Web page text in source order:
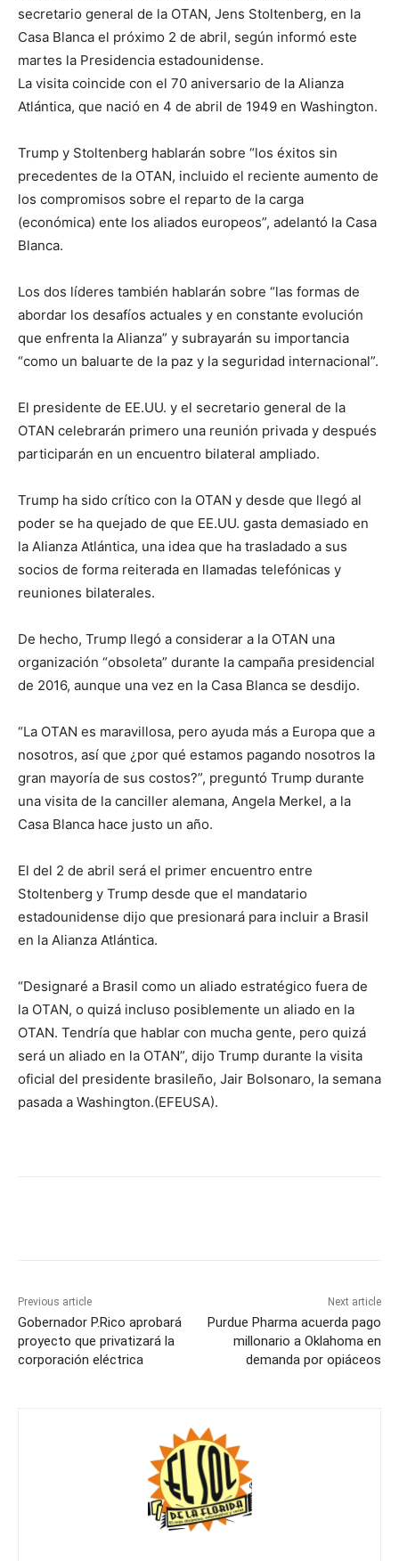
secretario general de la OTAN, Jens Stoltenberg, en la
Casa Blanca el próximo 2 de abril, según informó este
martes la Presidencia estadounidense.
La visita coincide con el 70 aniversario de la Alianza
Atlántica, que nació en 4 de abril de 1949 en Washington.
Trump y Stoltenberg hablarán sobre “los éxitos sin
precedentes de la OTAN, incluido el reciente aumento de
los compromisos sobre el reparto de la carga
(económica) ente los aliados europeos”, adelantó la Casa
Blanca.
Los dos líderes también hablarán sobre “las formas de
abordar los desafíos actuales y en constante evolución
que enfrenta la Alianza” y subrayarán su importancia
“como un baluarte de la paz y la seguridad internacional”.
El presidente de EE.UU. y el secretario general de la
OTAN celebrarán primero una reunión privada y después
participarán en un encuentro bilateral ampliado.
Trump ha sido crítico con la OTAN y desde que llegó al
poder se ha quejado de que EE.UU. gasta demasiado en
la Alianza Atlántica, una idea que ha trasladado a sus
socios de forma reiterada en llamadas telefónicas y
reuniones bilaterales.
De hecho, Trump llegó a considerar a la OTAN una
organización “obsoleta” durante la campaña presidencial
de 2016, aunque una vez en la Casa Blanca se desdijo.
“La OTAN es maravillosa, pero ayuda más a Europa que a
nosotros, así que ¿por qué estamos pagando nosotros la
gran mayoría de sus costos?”, preguntó Trump durante
una visita de la canciller alemana, Angela Merkel, a la
Casa Blanca hace justo un año.
El del 2 de abril será el primer encuentro entre
Stoltenberg y Trump desde que el mandatario
estadounidense dijo que presionará para incluir a Brasil
en la Alianza Atlántica.
“Designaré a Brasil como un aliado estratégico fuera de
la OTAN, o quizá incluso posiblemente un aliado en la
OTAN. Tendría que hablar con mucha gente, pero quizá
será un aliado en la OTAN”, dijo Trump durante la visita
oficial del presidente brasileño, Jair Bolsonaro, la semana
pasada a Washington.(EFEUSA).
Previous article
Gobernador P.Rico aprobará
proyecto que privatizará la
corporación eléctrica
Next article
Purdue Pharma acuerda pago
millonario a Oklahoma en
demanda por opiáceos